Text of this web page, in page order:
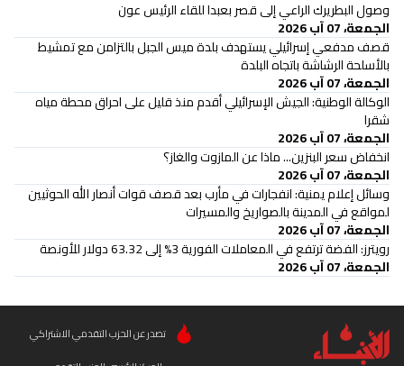
وصول البطريرك الراعي إلى قصر بعبدا للقاء الرئيس عون
الجمعة، 07 آب 2026
قصف مدفعي إسرائيلي يستهدف بلدة ميس الجبل بالتزامن مع تمشيط
بالأسلحة الرشاشة باتجاه البلدة
الجمعة، 07 آب 2026
الوكالة الوطنية: الجيش الإسرائيلي أقدم منذ قليل على احراق محطة مياه
شقرا
الجمعة، 07 آب 2026
انخفاض سعر البنزين... ماذا عن المازوت والغاز؟
الجمعة، 07 آب 2026
وسائل إعلام يمنية: انفجارات في مأرب بعد قصف قوات أنصار الله الحوثيين
لمواقع في المدينة بالصواريخ والمسيرات
الجمعة، 07 آب 2026
رويترز: الفضة ترتفع في المعاملات الفورية 3% إلى 63.32 دولار للأونصة
الجمعة، 07 آب 2026
تصدر عن الحزب التقدمي الاشتراكي